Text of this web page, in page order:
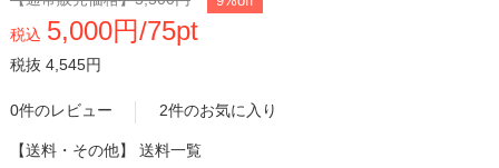
税込 5,000円/75pt
税抜 4,545円
0件のレビュー 2件のお気に入り
【送料・その他】 送料一覧